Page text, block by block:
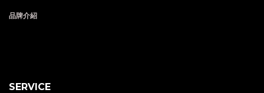
品牌介紹
SERVICE